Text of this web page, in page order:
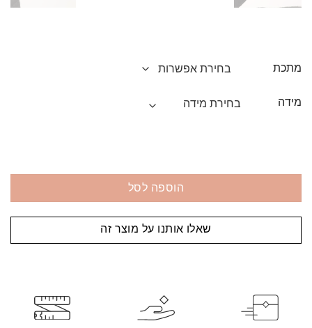
מתכת
מידה
הוספה לסל
שאלו אותנו על מוצר זה